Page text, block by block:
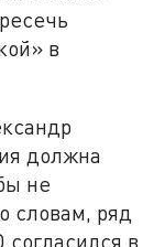
в
должна
не
словам, ряд
в